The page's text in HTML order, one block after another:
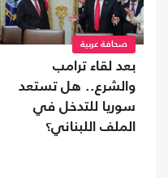
صحافة عربية
بعد لقاء ترامب
والشرع.. هل تستعد
سوريا للتدخل في
الملف اللبناني؟